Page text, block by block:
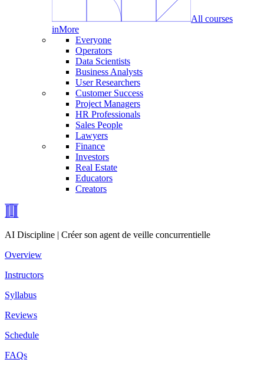
All courses
inMore
Everyone
Operators
Data Scientists
Business Analysts
User Researchers
Customer Success
Project Managers
HR Professionals
Sales People
Lawyers
Finance
Investors
Real Estate
Educators
Creators
AI Discipline | Créer son agent de veille concurrentielle
Overview
Instructors
Syllabus
Reviews
Schedule
FAQs